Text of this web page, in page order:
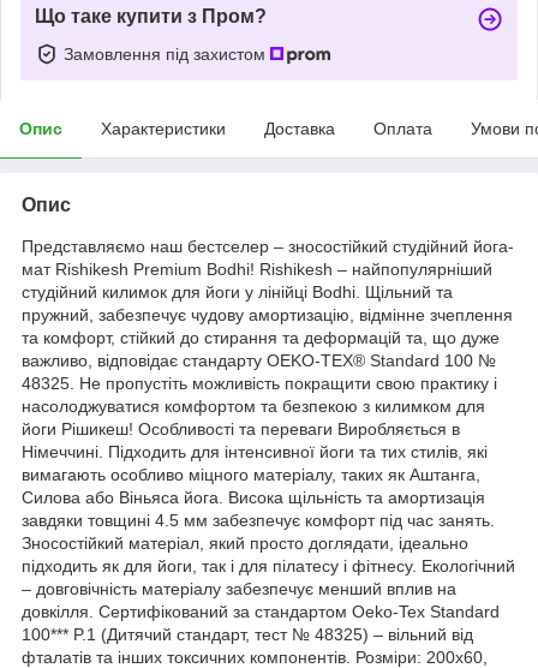
Що таке купити з Пром?
Замовлення під захистом
Опис Характеристики Доставка Оплата Умови
Опис
Представляємо наш бестселер – зносостійкий студійний йога-
мат Rishikesh Premium Bodhi! Rishikesh – найпопулярніший
студійний килимок для йоги у лінійці Bodhi. Щільний та
пружний, забезпечує чудову амортизацію, відмінне зчеплення
та комфорт, стійкий до стирання та деформацій та, що дуже
важливо, відповідає стандарту OEKO-TEX® Standard 100 №
48325. Не пропустіть можливість покращити свою практику і
насолоджуватися комфортом та безпекою з килимком для
йоги Рішикеш! Особливості та переваги Виробляється в
Німеччині. Підходить для інтенсивної йоги та тих стилів, які
вимагають особливо міцного матеріалу, таких як Аштанга,
Силова або Віньяса йога. Висока щільність та амортизація
завдяки товщині 4.5 мм забезпечує комфорт під час занять.
Зносостійкий матеріал, який просто доглядати, ідеально
підходить як для йоги, так і для пілатесу і фітнесу. Екологічний
– довговічність матеріалу забезпечує менший вплив на
довкілля. Сертифікований за стандартом Oeko-Tex Standard
100*** P.1 (Дитячий стандарт, тест № 48325) – вільний від
фталатів та інших токсичних компонентів. Розміри: 200x60,